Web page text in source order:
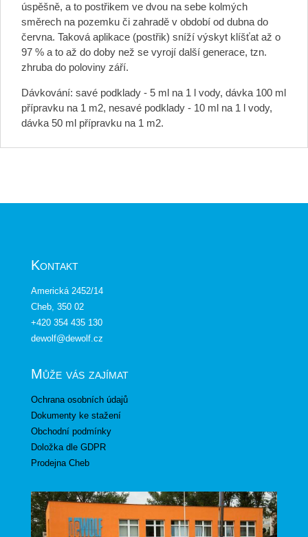
úspěšně, a to postřikem ve dvou na sebe kolmých
směrech na pozemku či zahradě v období od dubna do
června. Taková aplikace (postřik) sníží výskyt klíšťat až o
97 % a to až do doby než se vyrojí další generace, tzn.
zhruba do poloviny září.
Dávkování: savé podklady - 5 ml na 1 l vody, dávka 100 ml
přípravku na 1 m2, nesavé podklady - 10 ml na 1 l vody,
dávka 50 ml přípravku na 1 m2.
Kontakt
Americká 2452/14
Cheb, 350 02
+420 354 435 130
dewolf@dewolf.cz
Může vás zajímat
Ochrana osobních údajů
Dokumenty ke stažení
Obchodní podmínky
Doložka dle GDPR
Prodejna Cheb